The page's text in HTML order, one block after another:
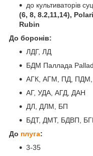
до культиваторів
(6, 8, 8.2,11,14),
Rubin
До боронів:
ЛДГ, ЛД
БДМ Паллада
АГК, АГМ, ПД,
АГ, УДА, АГД, ДАН
ДЛ, ДЛМ, БП
БДТ, ДМТ, БДВП,
До плуга:
3-35